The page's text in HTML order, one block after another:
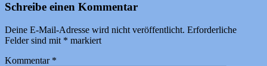
Schreibe einen Kommentar
Deine E-Mail-Adresse wird nicht veröffentlicht. Erforderliche
Felder sind mit * markiert
Kommentar *